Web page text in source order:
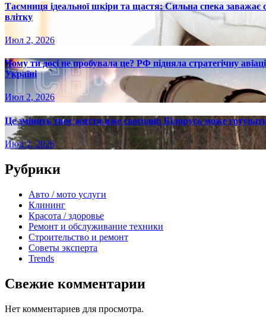
Таємниця ідеальної шкіри та щастя: Сильна спека
влітку
Июл 2, 2026
Чому ти досі не пробувала це? РФ підняла стратегічну
Україні
Июл 2, 2026
Це змінить твоє життя вже сьогодні: Білорусь може
Июл 2, 2026
Рубрики
Авто / мото услуги
Клининг
Красота / здоровье
Ремонт и обслуживание техники
Строительство и ремонт
Советы эксперта
Trends
Свежие комментарии
Нет комментариев для просмотра.